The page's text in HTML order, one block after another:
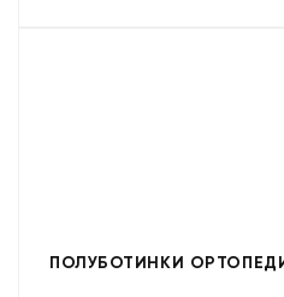
ПОЛУБОТИНКИ